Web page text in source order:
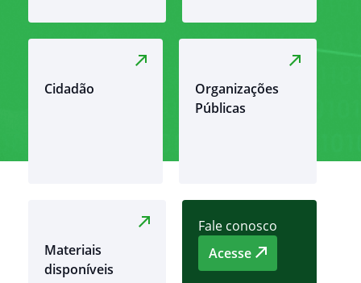
Cidadão
Organizações
Públicas
Materiais
disponíveis
Fale conosco
Acesse